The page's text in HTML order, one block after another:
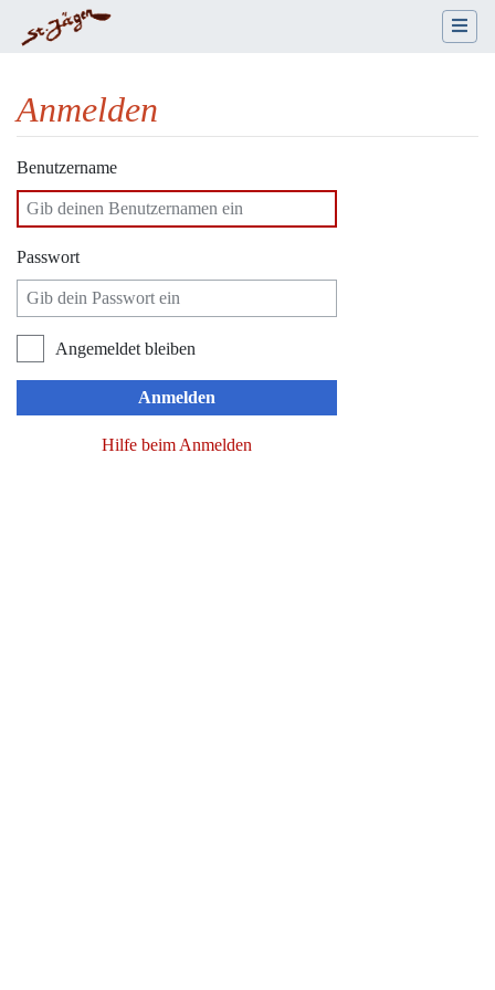
Anmelden
Wechseln zu:Navigation
Benutzername
Passwort
Angemeldet bleiben
Anmelden
Hilfe beim Anmelden